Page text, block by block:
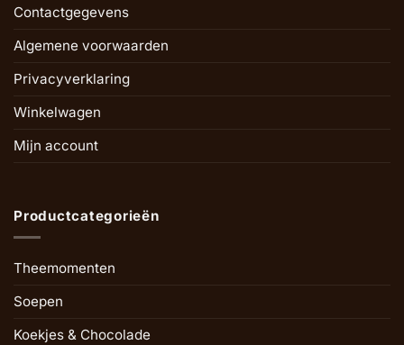
Contactgegevens
Algemene voorwaarden
Privacyverklaring
Winkelwagen
Mijn account
Productcategorieën
Theemomenten
Soepen
Koekjes & Chocolade